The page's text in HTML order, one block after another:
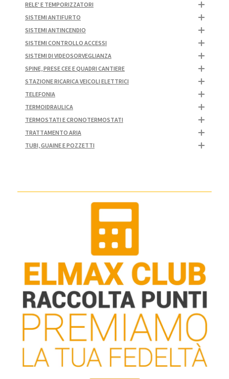
RELE' E TEMPORIZZATORI
SISTEMI ANTIFURTO
SISTEMI ANTINCENDIO
SISTEMI CONTROLLO ACCESSI
SISTEMI DI VIDEOSORVEGLIANZA
SPINE, PRESE CEE E QUADRI CANTIERE
STAZIONE RICARICA VEICOLI ELETTRICI
TELEFONIA
TERMOIDRAULICA
TERMOSTATI E CRONOTERMOSTATI
TRATTAMENTO ARIA
TUBI, GUAINE E POZZETTI